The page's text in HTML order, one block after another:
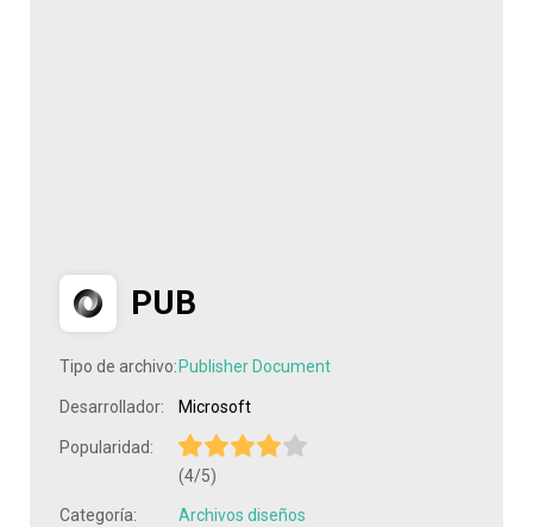
PUB
Tipo de archivo: Publisher Document
Desarrollador: Microsoft
Popularidad:
(4/5)
Categoría: Archivos diseños